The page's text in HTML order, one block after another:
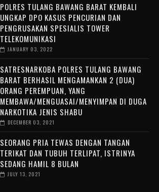
POLRES TULANG BAWANG BARAT KEMBALI
UNGKAP DPO KASUS PENCURIAN DAN
PENGRUSAKAN SPESIALIS TOWER
TELEKOMUNIKASI
JANUARY 03, 2022
SATRESNARKOBA POLRES TULANG BAWANG
BARAT BERHASIL MENGAMANKAN 2 (DUA)
ORANG PEREMPUAN, YANG
MEMBAWA/MENGUASAI/MENYIMPAN DI DUGA
NARKOTIKA JENIS SHABU
DECEMBER 03, 2021
SEORANG PRIA TEWAS DENGAN TANGAN
TERIKAT DAN TUBUH TERLIPAT, ISTRINYA
SEDANG HAMIL 8 BULAN
JULY 13, 2021